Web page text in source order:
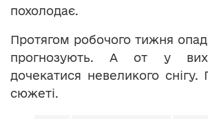
похолодає.
Протягом робочого тижня
прогнозують. А от у
дочекатися невеликого
сюжеті.